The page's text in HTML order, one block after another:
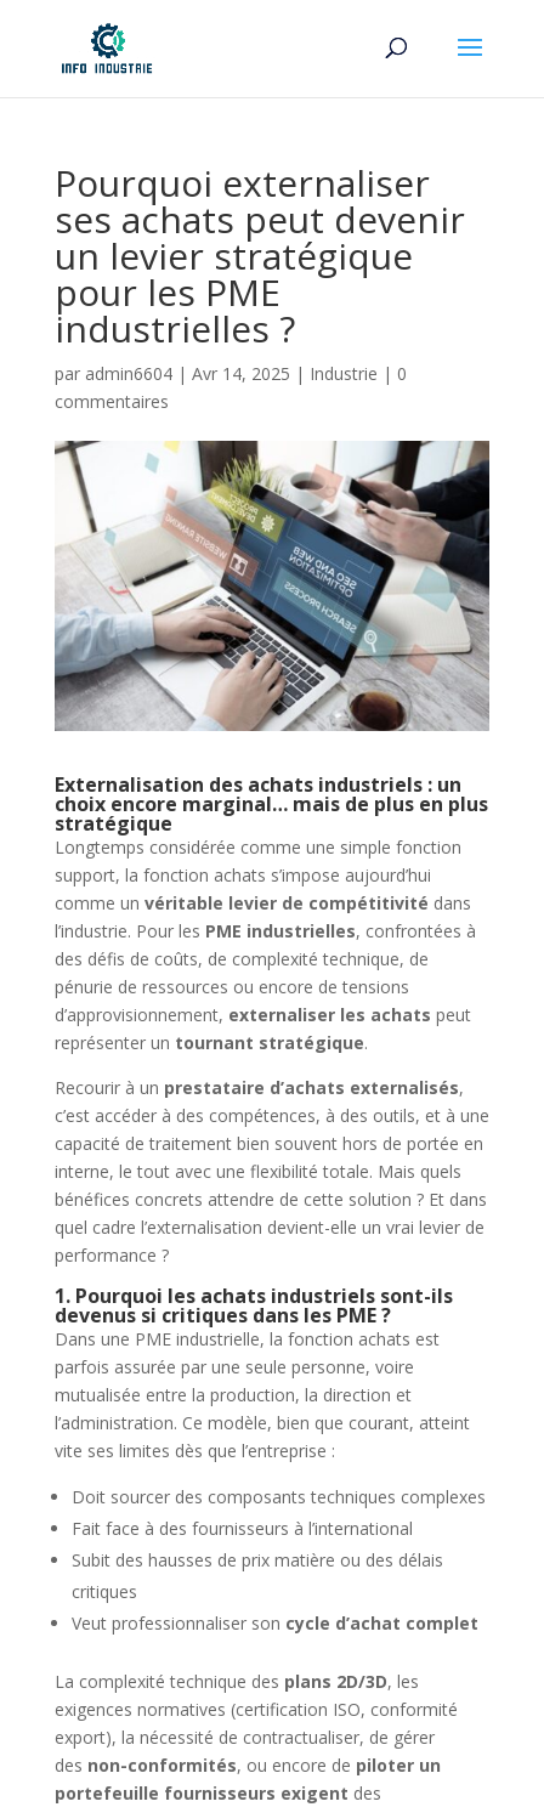
Pourquoi externaliser
ses achats peut devenir
un levier stratégique
pour les PME
industrielles ?
par admin6604| Avr 14, 2025 | Industrie | 0
commentaires
Externalisation des achats industriels : un
choix encore marginal… mais de plus en plus
stratégique
Longtemps considérée comme une simple fonction
support, la fonction achats s’impose aujourd’hui
comme un véritable levier de compétitivité dans
l’industrie. Pour les PME industrielles, confrontées à
des défis de coûts, de complexité technique, de
pénurie de ressources ou encore de tensions
d’approvisionnement, externaliser les achats peut
représenter un tournant stratégique.
Recourir à un prestataire d’achats externalisés,
c’est accéder à des compétences, à des outils, et à une
capacité de traitement bien souvent hors de portée en
interne, le tout avec une flexibilité totale. Mais quels
bénéfices concrets attendre de cette solution ? Et dans
quel cadre l’externalisation devient-elle un vrai levier de
performance ?
1. Pourquoi les achats industriels sont-ils
devenus si critiques dans les PME ?
Dans une PME industrielle, la fonction achats est
parfois assurée par une seule personne, voire
mutualisée entre la production, la direction et
l’administration. Ce modèle, bien que courant, atteint
vite ses limites dès que l’entreprise :
Doit sourcer des composants techniques complexes
Fait face à des fournisseurs à l’international
Subit des hausses de prix matière ou des délais
critiques
Veut professionnaliser son cycle d’achat complet
La complexité technique des plans 2D/3D, les
exigences normatives (certification ISO, conformité
export), la nécessité de contractualiser, de gérer
des non-conformités, ou encore de piloter un
portefeuille fournisseurs exigent des